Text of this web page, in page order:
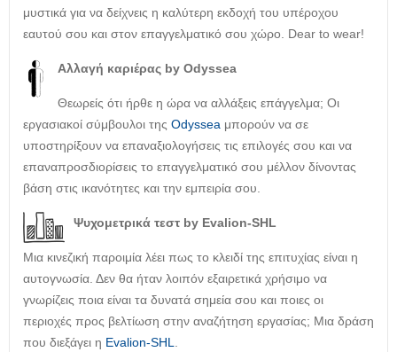
μυστικά για να δείχνεις η καλύτερη εκδοχή του υπέροχου
εαυτού σου και στον επαγγελματικό σου χώρο. Dear to wear!
Αλλαγή καριέρας by Odyssea
Θεωρείς ότι ήρθε η ώρα να αλλάξεις επάγγελμα; Οι
εργασιακοί σύμβουλοι της Odyssea μπορούν να σε
υποστηρίξουν να επαναξιολογήσεις τις επιλογές σου και να
επαναπροσδιορίσεις το επαγγελματικό σου μέλλον δίνοντας
βάση στις ικανότητες και την εμπειρία σου.
Ψυχομετρικά τεστ by Evalion-SHL
Μια κινεζική παροιμία λέει πως το κλειδί της επιτυχίας είναι η
αυτογνωσία. Δεν θα ήταν λοιπόν εξαιρετικά χρήσιμο να
γνωρίζεις ποια είναι τα δυνατά σημεία σου και ποιες οι
περιοχές προς βελτίωση στην αναζήτηση εργασίας; Μια δράση
που διεξάγει η Evalion-SHL